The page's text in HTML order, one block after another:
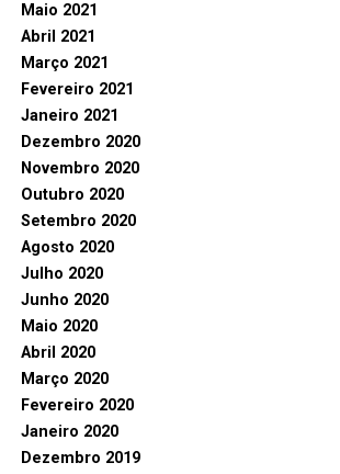
Maio 2021
Abril 2021
Março 2021
Fevereiro 2021
Janeiro 2021
Dezembro 2020
Novembro 2020
Outubro 2020
Setembro 2020
Agosto 2020
Julho 2020
Junho 2020
Maio 2020
Abril 2020
Março 2020
Fevereiro 2020
Janeiro 2020
Dezembro 2019